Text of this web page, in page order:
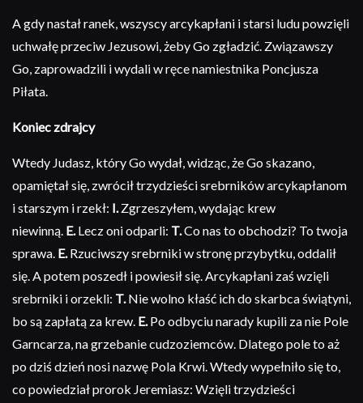
A gdy nastał ranek, wszyscy arcykapłani i starsi ludu powzięli
uchwałę przeciw Jezusowi, żeby Go zgładzić. Związawszy
Go, zaprowadzili i wydali w ręce namiestnika Poncjusza
Piłata.
Koniec zdrajcy
Wtedy Judasz, który Go wydał, widząc, że Go skazano,
opamiętał się, zwrócił trzydzieści srebrników arcykapłanom
i starszym i rzekł: I.Zgrzeszyłem, wydając krew
niewinną. E.Lecz oni odparli: T.Co nas to obchodzi? To twoja
sprawa. E.Rzuciwszy srebrniki w stronę przybytku, oddalił
się. A potem poszedł i powiesił się. Arcykapłani zaś wzięli
srebrniki i orzekli: T.Nie wolno kłaść ich do skarbca świątyni,
bo są zapłatą za krew. E.Po odbyciu narady kupili za nie Pole
Garncarza, na grzebanie cudzoziemców. Dlatego pole to aż
po dziś dzień nosi nazwę Pola Krwi. Wtedy wypełniło się to,
co powiedział prorok Jeremiasz: Wzięli trzydzieści